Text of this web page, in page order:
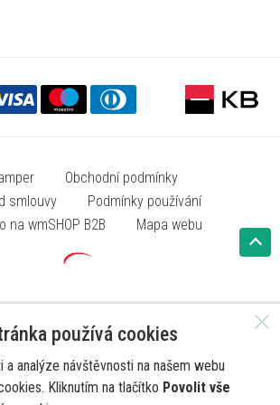
Obchodní podmínky
smlouvy
Podmínky používání
na wmSHOP B2B
Mapa webu
používá cookies
a analýze návštěvnosti na našem webu
Kliknutím na tlačítko Povolit vše